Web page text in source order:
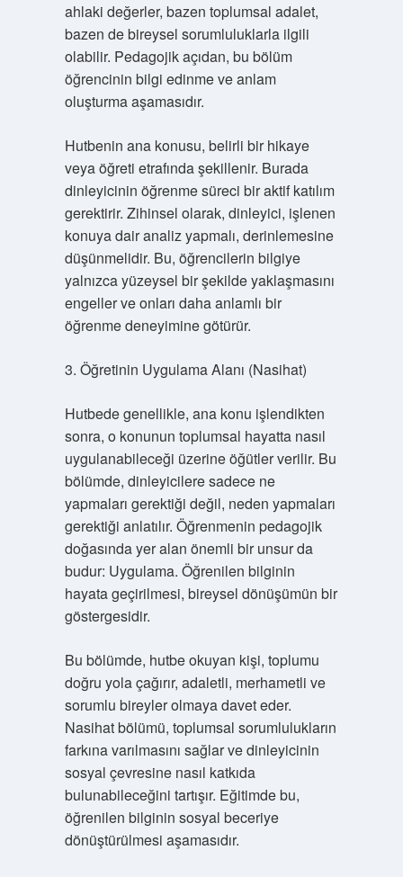
ahlaki değerler, bazen toplumsal adalet,
bazen de bireysel sorumluluklarla ilgili
olabilir. Pedagojik açıdan, bu bölüm
öğrencinin bilgi edinme ve anlam
oluşturma aşamasıdır.
Hutbenin ana konusu, belirli bir hikaye
veya öğreti etrafında şekillenir. Burada
dinleyicinin öğrenme süreci bir aktif katılım
gerektirir. Zihinsel olarak, dinleyici, işlenen
konuya dair analiz yapmalı, derinlemesine
düşünmelidir. Bu, öğrencilerin bilgiye
yalnızca yüzeysel bir şekilde yaklaşmasını
engeller ve onları daha anlamlı bir
öğrenme deneyimine götürür.
3. Öğretinin Uygulama Alanı (Nasihat)
Hutbede genellikle, ana konu işlendikten
sonra, o konunun toplumsal hayatta nasıl
uygulanabileceği üzerine öğütler verilir. Bu
bölümde, dinleyicilere sadece ne
yapmaları gerektiği değil, neden yapmaları
gerektiği anlatılır. Öğrenmenin pedagojik
doğasında yer alan önemli bir unsur da
budur: Uygulama. Öğrenilen bilginin
hayata geçirilmesi, bireysel dönüşümün bir
göstergesidir.
Bu bölümde, hutbe okuyan kişi, toplumu
doğru yola çağırır, adaletli, merhametli ve
sorumlu bireyler olmaya davet eder.
Nasihat bölümü, toplumsal sorumlulukların
farkına varılmasını sağlar ve dinleyicinin
sosyal çevresine nasıl katkıda
bulunabileceğini tartışır. Eğitimde bu,
öğrenilen bilginin sosyal beceriye
dönüştürülmesi aşamasıdır.